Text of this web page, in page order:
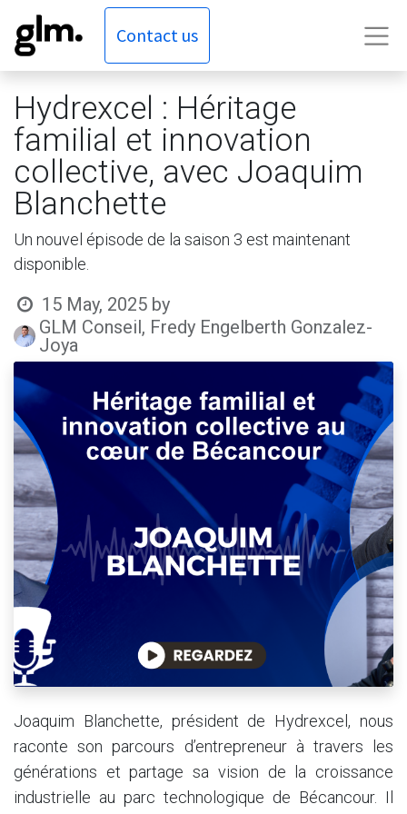
Contact us
Hydrexcel : Héritage
familial et innovation
collective, avec Joaquim
Blanchette
Un nouvel épisode de la saison 3 est maintenant
disponible.
15 May, 2025 by
GLM Conseil, Fredy Engelberth Gonzalez-
Joya
Joaquim Blanchette, président de Hydrexcel, nous
raconte son parcours d’entrepreneur à travers les
générations et partage sa vision de la croissance
industrielle au parc technologique de Bécancour. Il